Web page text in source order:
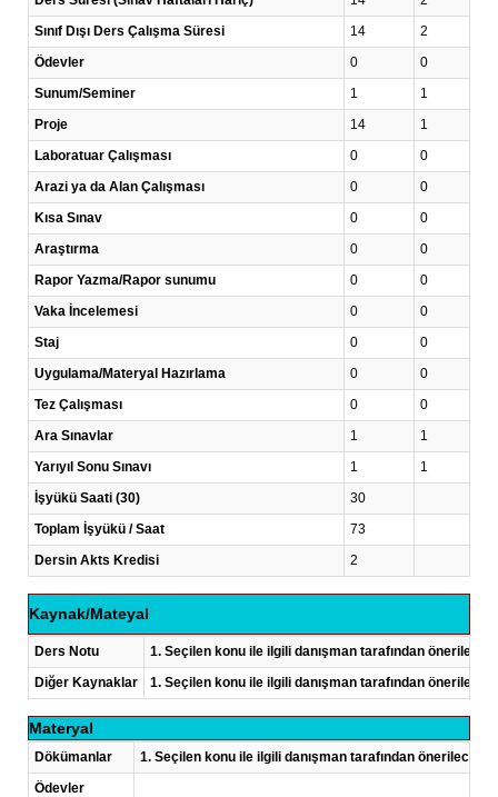
Sınıf Dışı Ders Çalışma Süresi
14 2
Ödevler
0 0
Sunum/Seminer
1 1
Proje
14 1
Laboratuar Çalışması
0 0
Arazi ya da Alan Çalışması
0 0
Kısa Sınav
0 0
Araştırma
0 0
Rapor Yazma/Rapor sunumu
0 0
Vaka İncelemesi
0 0
Staj
0 0
Uygulama/Materyal Hazırlama
0 0
Tez Çalışması
0 0
Ara Sınavlar
1 1
Yarıyıl Sonu Sınavı
1 1
İşyükü Saati (30)
30
Toplam İşyükü / Saat
73
Dersin Akts Kredisi
2
Kaynak/Mateyal
Ders Notu
1. Seçilen konu ile ilgili danışman tarafından
Diğer Kaynaklar
1. Seçilen konu ile ilgili danışman tarafından
Materyal
Dökümanlar
1. Seçilen konu ile ilgili danışman tarafından önerilecek
Ödevler